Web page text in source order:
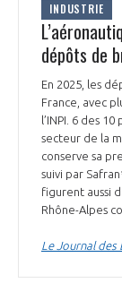
INDUSTRIE
dépôts de
En 2025, les
France, avec
l’INPI. 6 des
secteur de la
conserve sa
suivi par
figurent aussi
Rhône-Alpes
Le Journal des